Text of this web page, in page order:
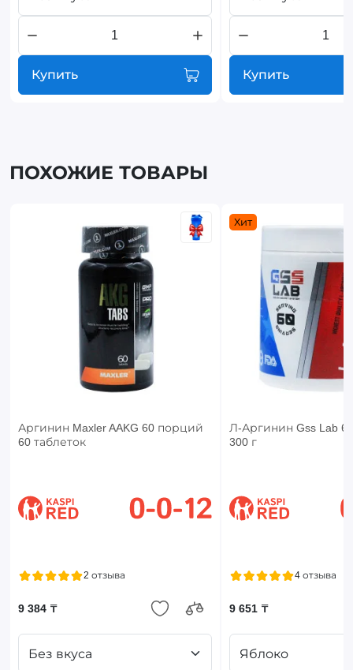
Купить Купить
ПОХОЖИЕ ТОВАРЫ
Аргинин Maxler AAKG 60 порций
60 таблеток
2 отзыва
9 384 ₸
Без вкуса
Хит
Л-Аргинин Gss Lab
300 г
4 отзыва
9 651 ₸
Яблоко